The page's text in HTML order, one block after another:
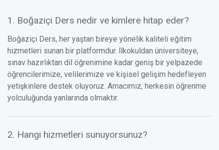
1. Boğaziçi Ders nedir ve kimlere hitap eder?
Boğaziçi Ders, her yaştan bireye yönelik kaliteli eğitim
hizmetleri sunan bir platformdur. İlkokuldan üniversiteye,
sınav hazırlıktan dil öğrenimine kadar geniş bir yelpazede
öğrencilerimize, velilerimize ve kişisel gelişim hedefleyen
yetişkinlere destek oluyoruz. Amacımız, herkesin öğrenme
yolculuğunda yanlarında olmaktır.
2. Hangi hizmetleri sunuyorsunuz?